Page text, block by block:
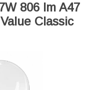
806 lm A47
Classic